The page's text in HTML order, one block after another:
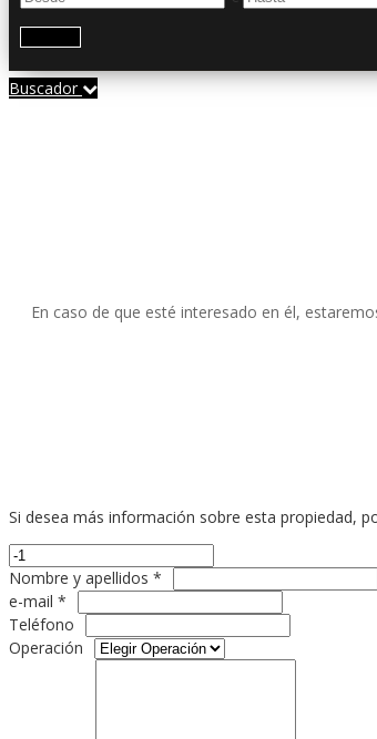
Buscador
En caso de que esté interesado en él,
Si desea más información sobre esta propiedad,
Nombre y apellidos *
e-mail *
Teléfono
Operación